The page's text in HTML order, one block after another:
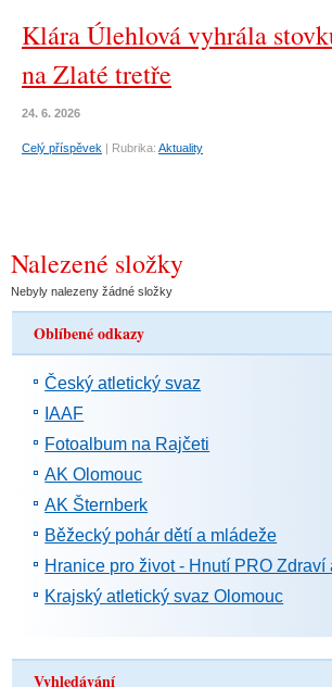
Klára Úlehlová vyhrála
na Zlaté tretře
24. 6. 2026
Celý příspěvek | Rubrika: Aktuality
Nalezené složky
Nebyly nalezeny žádné složky
Oblíbené odkazy
Český atletický svaz
IAAF
Fotoalbum na Rajčeti
AK Olomouc
AK Šternberk
Běžecký pohár dětí a mládeže
Hranice pro život - Hnutí PRO Zdraví
Krajský atletický svaz Olomouc
Vyhledávání